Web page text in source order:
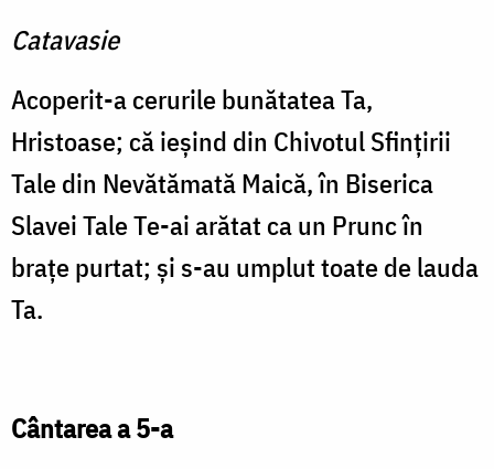
Catavasie
Acoperit-a cerurile bunătatea Ta,
Hristoase; că ieşind din Chivotul Sfinţirii
Tale din Nevătămată Maică, în Biserica
Slavei Tale Te-ai arătat ca un Prunc în
braţe purtat; şi s-au umplut toate de lauda
Ta.
Cântarea a 5-a